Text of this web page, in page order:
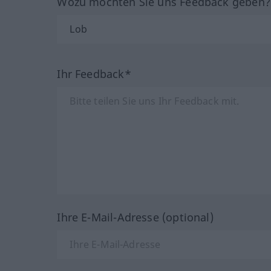
Ihr Feedback*
Ihre E-Mail-Adresse (optional)